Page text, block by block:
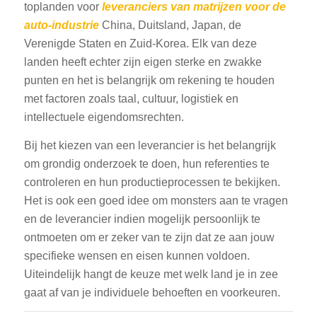
toplanden voor leveranciers van matrijzen voor de
auto-industrieChina, Duitsland, Japan, de
Verenigde Staten en Zuid-Korea. Elk van deze
landen heeft echter zijn eigen sterke en zwakke
punten en het is belangrijk om rekening te houden
met factoren zoals taal, cultuur, logistiek en
intellectuele eigendomsrechten.
Bij het kiezen van een leverancier is het belangrijk
om grondig onderzoek te doen, hun referenties te
controleren en hun productieprocessen te bekijken.
Het is ook een goed idee om monsters aan te vragen
en de leverancier indien mogelijk persoonlijk te
ontmoeten om er zeker van te zijn dat ze aan jouw
specifieke wensen en eisen kunnen voldoen.
Uiteindelijk hangt de keuze met welk land je in zee
gaat af van je individuele behoeften en voorkeuren.